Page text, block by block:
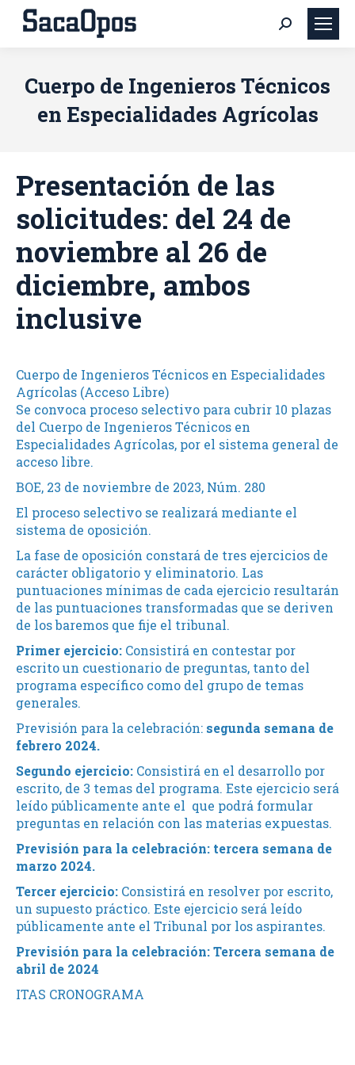
Buscar:
Cuerpo de Ingenieros Técnicos
en Especialidades Agrícolas
Presentación de las
solicitudes: del 24 de
noviembre al 26 de
diciembre, ambos
inclusive
Cuerpo de Ingenieros Técnicos en Especialidades
Agrícolas (Acceso Libre)
Se convoca proceso selectivo para cubrir 10 plazas
del Cuerpo de Ingenieros Técnicos en
Especialidades Agrícolas, por el sistema general de
acceso libre.
BOE, 23 de noviembre de 2023, Núm. 280
El proceso selectivo se realizará mediante el
sistema de oposición.
La fase de oposición constará de tres ejercicios de
carácter obligatorio y eliminatorio. Las
puntuaciones mínimas de cada ejercicio resultarán
de las puntuaciones transformadas que se deriven
de los baremos que fije el tribunal.
Primer ejercicio: Consistirá en contestar por
escrito un cuestionario de preguntas, tanto del
programa específico como del grupo de temas
generales.
Previsión para la celebración: segunda semana de
febrero 2024.
Segundo ejercicio: Consistirá en el desarrollo por
escrito, de 3 temas del programa. Este ejercicio será
leído públicamente ante el que podrá formular
preguntas en relación con las materias expuestas.
Previsión para la celebración: tercera semana de
marzo 2024.
Tercer ejercicio: Consistirá en resolver por escrito,
un supuesto práctico. Este ejercicio será leído
públicamente ante el Tribunal por los aspirantes.
Previsión para la celebración: Tercera semana de
abril de 2024
ITAS CRONOGRAMA